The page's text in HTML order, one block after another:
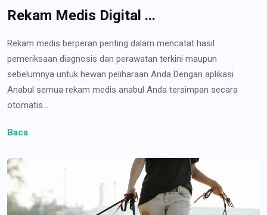
Rekam Medis Digital ...
Rekam medis berperan penting dalam mencatat hasil
pemeriksaan diagnosis dan perawatan terkini maupun
sebelumnya untuk hewan peliharaan Anda Dengan aplikasi
Anabul semua rekam medis anabul Anda tersimpan secara
otomatis...
Baca